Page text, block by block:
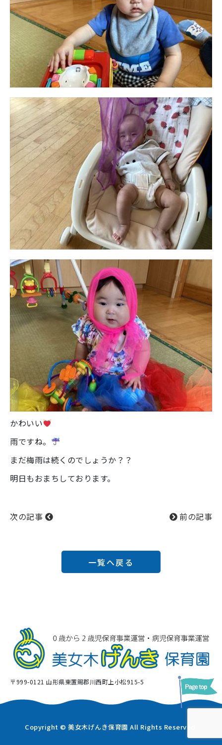
かわいい
雨ですね。
まだ梅雨は続くのでしょうか？？
明日もおまちしております。
次の記事 前の記事
一覧へ戻る
〒999-0121 山形県東置賜郡川西町上小松915-5
Copyright © 美女木げんき保育園 All Rights Reserved.